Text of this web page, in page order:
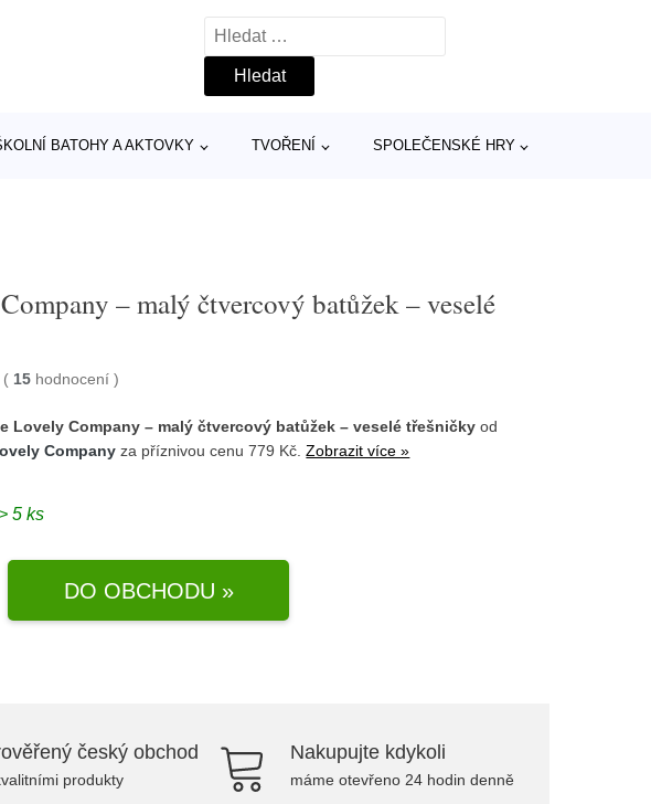
Vyhledávání
BATOHY A AKTOVKY TVOŘENÍ SPOLEČENSKÉ HRY
– malý čtvercový batůžek – veselé
( 15 hodnocení)
Lovely Company – malý čtvercový batůžek – veselé třešničky od
Company za příznivou cenu 779 Kč.Zobrazit více »
5 ks
DO OBCHODU »
český obchod
produkty
Nakupujte kdykoli
máme otevřeno 24 hodin denně